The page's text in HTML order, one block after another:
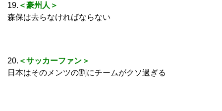
19. ＜豪州人＞
森保は去らなければならない
20. ＜サッカーファン＞
日本はそのメンツの割にチームがクソ過ぎる